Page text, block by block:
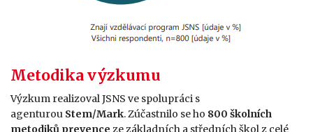
Metodika výzkumu
Výzkum realizoval JSNS ve spolupráci s
agenturou Stem/Mark. Zúčastnilo se ho 800 školních
metodiků prevence ze základních a středních škol z celé